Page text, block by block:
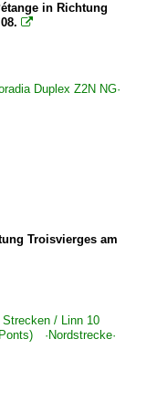
in Richtung

Duplex Z2N NG·
Troisvierges am
Strecken / Linn 10
·Nordstrecke·